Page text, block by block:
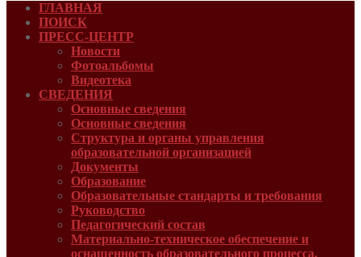
ГЛАВНАЯ
ПОИСК
ПРЕСС-ЦЕНТР
Новости
Фотоальбомы
Видеотека
СВЕДЕНИЯ
Основные сведения
Основные сведения
Структура и органы управления
образовательной организацией
Документы
Образование
Образовательные стандарты и требования
Руководcтво
Педагогический состав
Материально-техническое обеспечение и
оснащенность образовательного процесса.